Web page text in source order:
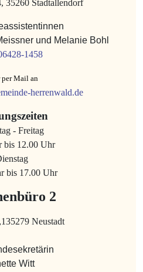
35260 Stadtallendorf
und Melanie Bohl
1458
per Mail an
herrenwald.de
- Freitag
bis 12.00 Uhr
bis 17.00 Uhr
2
Neustadt
Witt